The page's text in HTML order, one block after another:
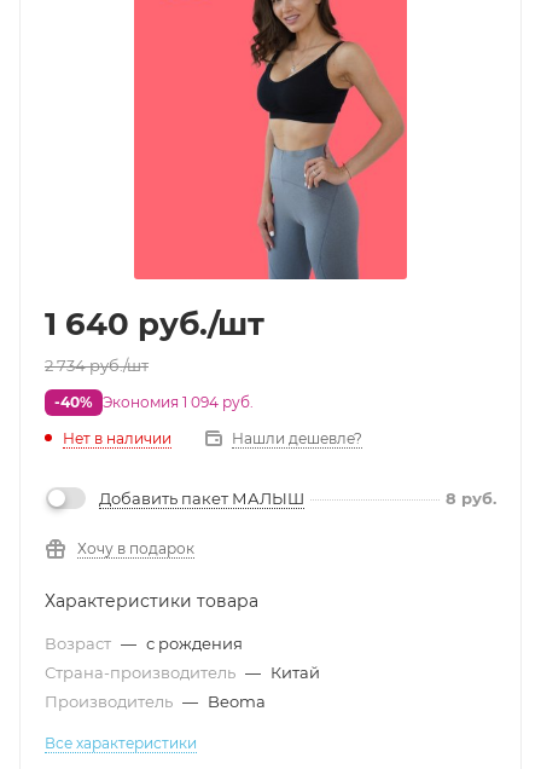
1 640 руб./шт
2 734руб./шт
-40% Экономия 1 094 руб.
Нет в наличии
Нашли дешевле?
Добавить пакет МАЛЫШ 8 руб.
Хочу в подарок
Характеристики товара
Возраст — с рождения
Страна-производитель — Китай
Производитель — Beoma
Все характеристики